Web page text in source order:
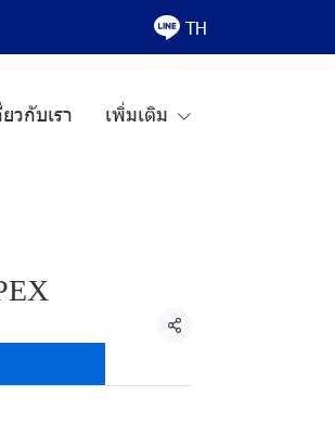
TH
ยวกับเรา เพิ่มเติม
แชร์